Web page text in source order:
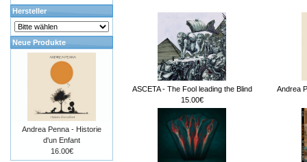
ASCETA - The Fool leading the Blind
15.00€
Andrea
Hersteller
Neue Produkte
Andrea Penna - Historie
d'un Enfant
16.00€